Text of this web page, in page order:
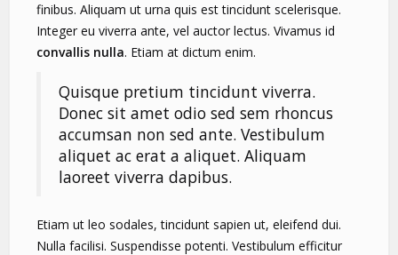
finibus. Aliquam ut urna quis est tincidunt scelerisque.
Integer eu viverra ante, vel auctor lectus. Vivamus id
convallis nulla. Etiam at dictum enim.
Quisque pretium tincidunt viverra.
Donec sit amet odio sed sem rhoncus
accumsan non sed ante. Vestibulum
aliquet ac erat a aliquet. Aliquam
laoreet viverra dapibus.
Etiam ut leo sodales, tincidunt sapien ut, eleifend dui.
Nulla facilisi. Suspendisse potenti. Vestibulum efficitur